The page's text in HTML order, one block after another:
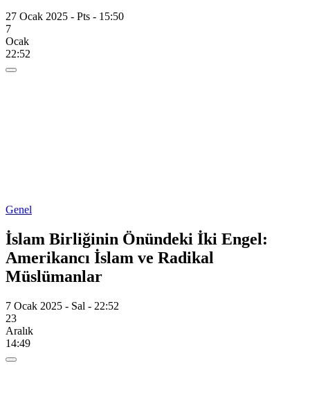
27 Ocak 2025 - Pts - 15:50
7
Ocak
22:52
Genel
İslam Birliğinin Önündeki İki Engel:
Amerikancı İslam ve Radikal
Müslümanlar
7 Ocak 2025 - Sal - 22:52
23
Aralık
14:49